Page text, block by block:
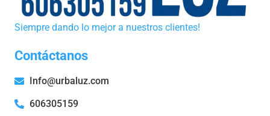
Siempre dando lo mejor a nuestros clientes!
Contáctanos
Info@urbaluz.com
606305159